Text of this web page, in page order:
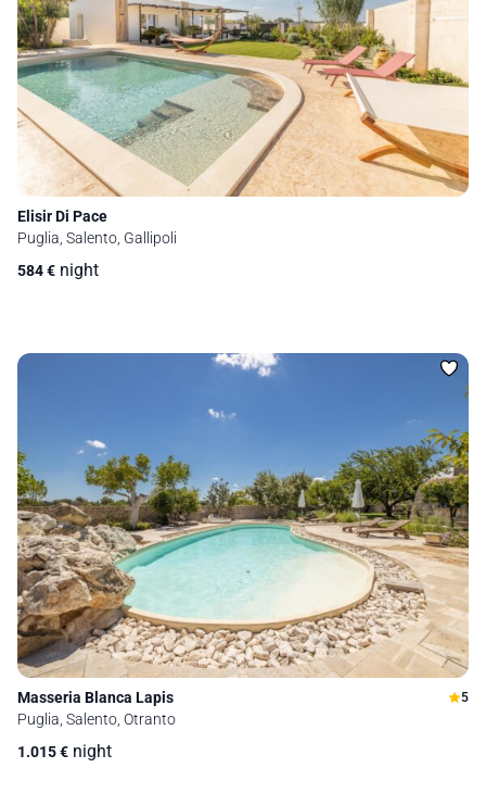
Elisir Di Pace
Puglia, Salento, Gallipoli
584€ night
Masseria Blanca Lapis 5
Puglia, Salento, Otranto
1.015€ night